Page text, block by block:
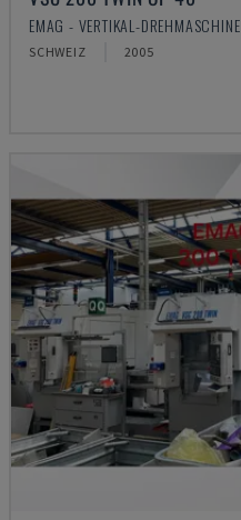
EMAG - VERTIKAL-DREHMASCHINE
SCHWEIZ 2005